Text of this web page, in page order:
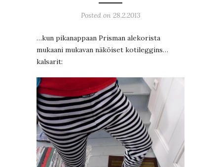
Posted on 28.2.2013
…kun pikanappaan Prisman alekorista
mukaani mukavan näköiset kotileggins…
kalsarit: